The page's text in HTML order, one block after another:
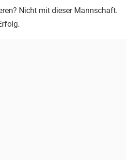
Nicht mit dieser Mannschaft.